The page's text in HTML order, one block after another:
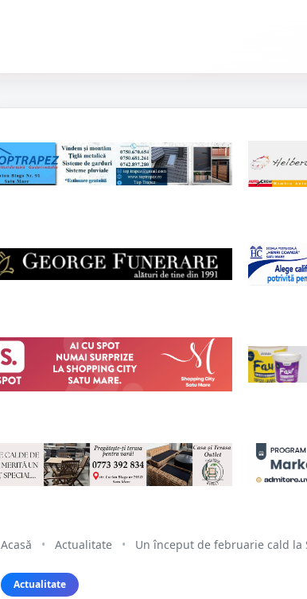
Acasă • Actualitate • Un început de februarie cald la
Actualitate